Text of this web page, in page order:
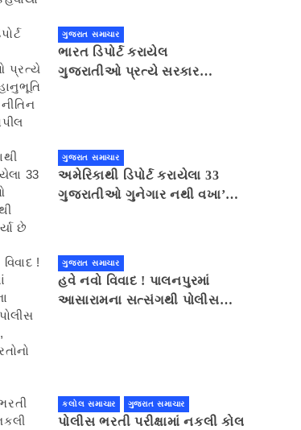
ગુજરાત સમાચાર
ભારત ડિપોર્ટ કરાયેલ
ગુજરાતીઓ પ્રત્યે સરકાર
ગુજરાત સમાચાર
અમેરિકાથી ડિપોર્ટ કરાયેલા 33
ગુજરાતીઓ ગુનેગાર નથી વખા’ના
ગુજરાત સમાચાર
હવે નવો વિવાદ ! પાલનપુરમાં
આસારામના સત્સંગથી પોલીસ
કલોલ સમાચાર ગુજરાત સમાચાર
પોલીસ ભરતી પરીક્ષામાં નકલી કોલ